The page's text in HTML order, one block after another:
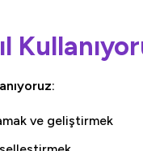
ve geliştirmek